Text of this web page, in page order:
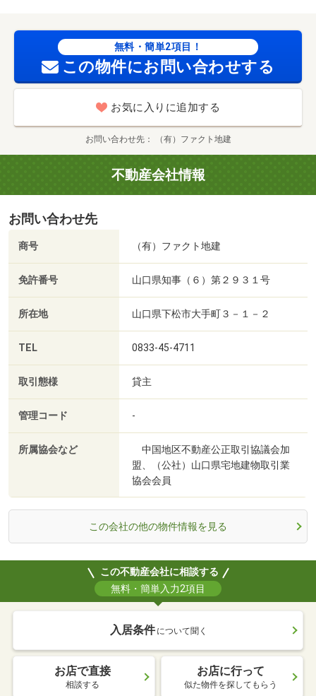
無料・簡単2項目！
この物件にお問い合わせする
お気に入りに追加する
お問い合わせ先 （有）ファクト地建
不動産会社情報
お問い合わせ先
商号 （有）ファクト地建
免許番号 山口県知事（６）第２９３１号
所在地 山口県下松市大手町３－１－２
TEL 0833-45-4711
取引態様 貸主
管理コード -
所属協会など
中国地区不動産公正取引協議会加
盟、（公社）山口県宅地建物取引業
協会会員
この会社の他の物件情報を見る
この不動産会社に相談する
無料・簡単入力2項目
入居条件 について聞く
お店で直接
相談する
お店に行って
似た物件を探してもらう